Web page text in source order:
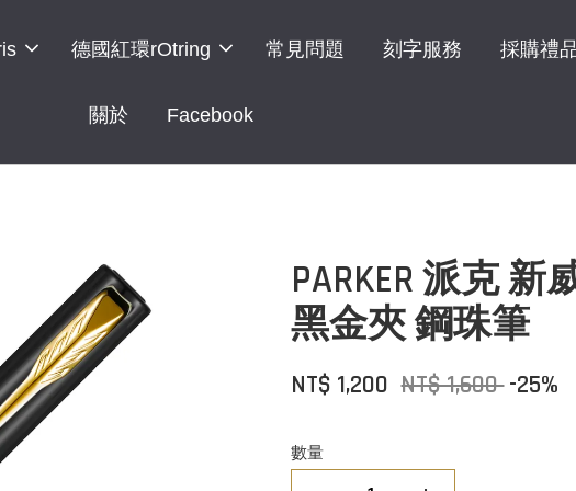
德國紅環rOtring 常見問題 刻字服務 採購禮
關於 Facebook
PARKER 派克
黑金夾 鋼珠筆
NT$ 1,200 NT$ 1,600-25%
數量